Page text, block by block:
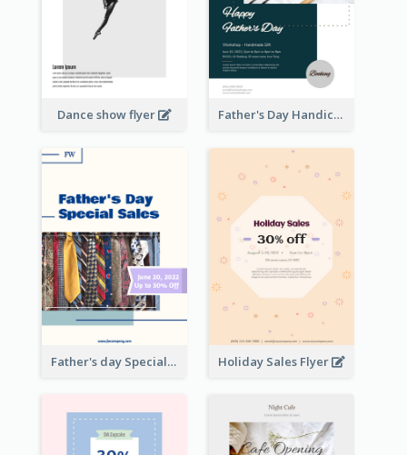
Dance show flyer Father's Day Handicrafts Workshop Flyer
Father's day Special Sale Flyer Holiday Sales Flyer